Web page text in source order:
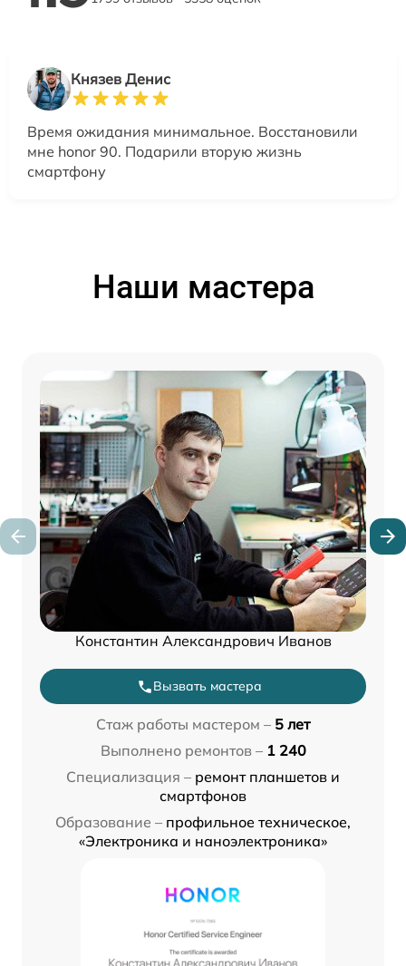
Князев Денис
Время ожидания минимальное. Восстановили
мне honor 90. Подарили вторую жизнь
смартфону
Наши мастера
Константин Александрович Иванов
Вызвать мастера
Стаж работы мастером – 5 лет
Выполнено ремонтов – 1 240
Специализация – ремонт планшетов и
смартфонов
Образование – профильное техническое,
«Электроника и наноэлектроника»